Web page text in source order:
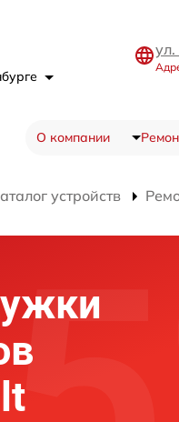
О компании
устройств